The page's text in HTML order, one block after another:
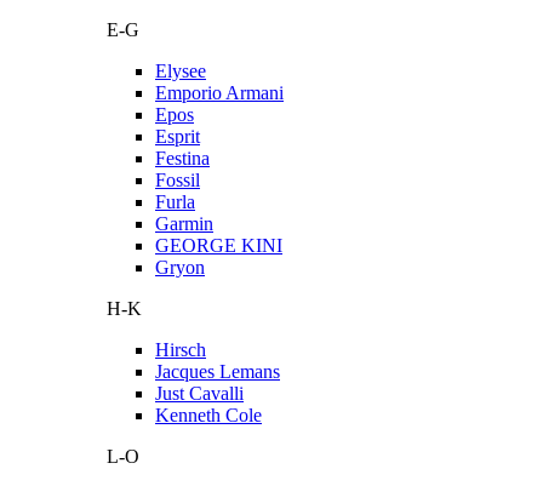
E-G
Elysee
Emporio Armani
Epos
Esprit
Festina
Fossil
Furla
Garmin
GEORGE KINI
Gryon
H-K
Hirsch
Jacques Lemans
Just Cavalli
Kenneth Cole
L-O